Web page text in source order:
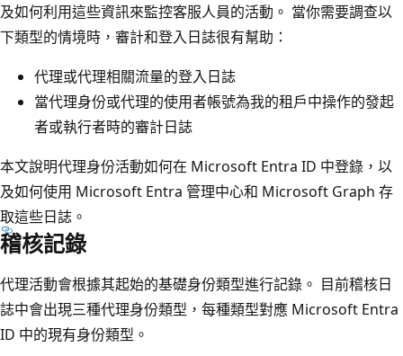
及如何利用這些資訊來監控客服人員的活動。 當你需要調查以
下類型的情境時，審計和登入日誌很有幫助：
代理或代理相關流量的登入日誌
當代理身份或代理的使用者帳號為我的租戶中操作的發起
者或執行者時的審計日誌
本文說明代理身份活動如何在 Microsoft Entra ID 中登錄，以
及如何使用 Microsoft Entra 管理中心和 Microsoft Graph 存
取這些日誌。
稽核記錄
代理活動會根據其起始的基礎身份類型進行記錄。 目前稽核日
誌中會出現三種代理身份類型，每種類型對應 Microsoft Entra
ID 中的現有身份類型。